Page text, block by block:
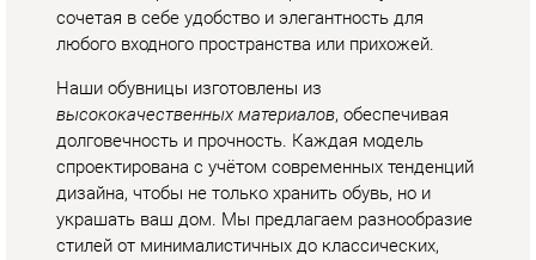
дизайна, чтобы не только хранить обувь, но и
украшать ваш дом. Мы предлагаем разнообразие
стилей от минималистичных до классических,
чтобы удовлетворить любые вкусы и потребности.
Благодаряинтеллектуальному дизайну, наши
обувницы максимально используют пространство,
предлагая отделения и полки различной
вместимости, которые помогут вам организовать
хранение обуви максимально эффективно. Модели
с зеркалами, сиденьями и дополнительными